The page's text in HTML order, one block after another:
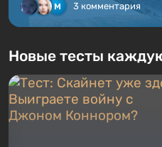
3 комментария
Новые тесты